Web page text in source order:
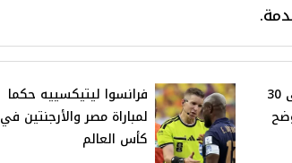
ارتفاع أسعار الطماطم إلى 30
فرانسوا ليتيكسييه حكما
لمباراة مصر والأرجنتين في
كأس العالم